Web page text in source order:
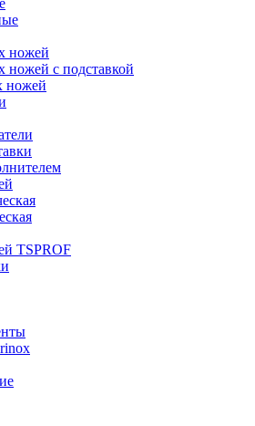
ножей
с подставкой
ножей
TSPROF